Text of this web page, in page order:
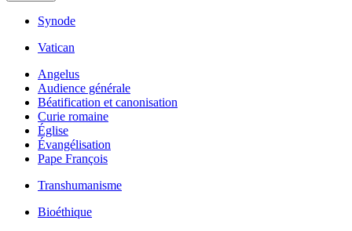
Synode
Vatican
Angelus
Audience générale
Béatification et canonisation
Curie romaine
Église
Évangélisation
Pape François
Transhumanisme
Bioéthique